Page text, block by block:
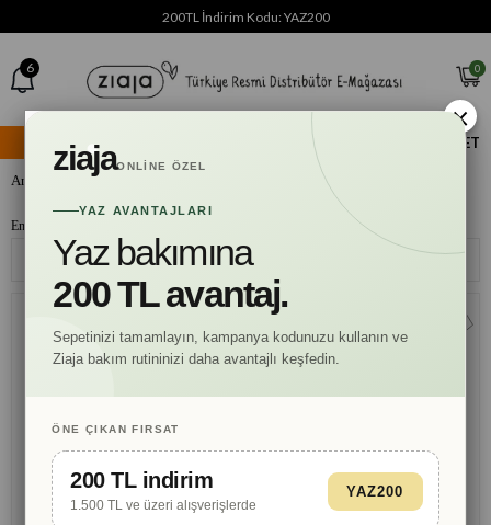
200TL İndirim Kodu: YAZ200
6 0
☀️ YAZ IŞILTISI KEŞFET
Anasayfa Tek Fiyat
En Sevilen Ürünler Tek Fiyat
Sıralama
ÇOK
SATAN
×
ziajaONLINE ÖZEL
YAZ AVANTAJLARI
Yaz bakımına
200 TL avantaj.
Sepetinizi tamamlayın, kampanya kodunuzu kullanın ve
Ziaja bakım rutininizi daha avantajlı keşfedin.
ÖNE ÇIKAN FIRSAT
200 TL indirim
1.500 TL ve üzeri alışverişlerde
YAZ200